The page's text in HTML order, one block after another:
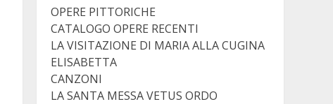
OPERE PITTORICHE
CATALOGO OPERE RECENTI
LA VISITAZIONE DI MARIA ALLA CUGINA
ELISABETTA
CANZONI
LA SANTA MESSA VETUS ORDO